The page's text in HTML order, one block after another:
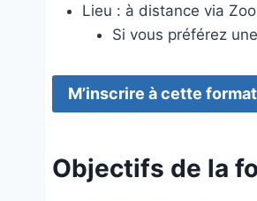
Lieu : à distance via
Si vous préférez
M’inscrire à cette
Objectifs de la